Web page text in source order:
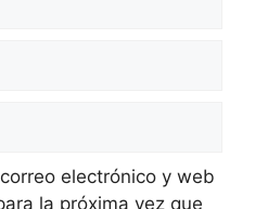
electrónico y web
la próxima vez que